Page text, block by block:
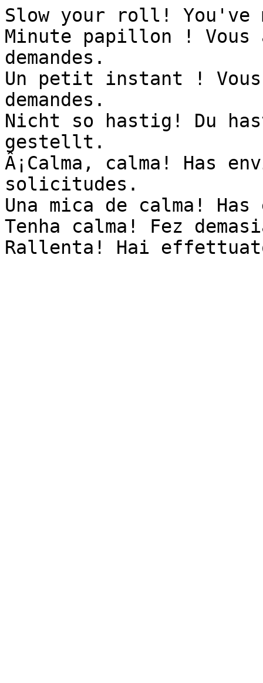
Slow your roll! You've
Minute papillon ! Vous
demandes.
Un petit instant !
demandes.
Nicht so hastig! Du
gestellt.
Â¡Calma, calma! Has
solicitudes.
Una mica de calma!
Tenha calma! Fez
Rallenta! Hai